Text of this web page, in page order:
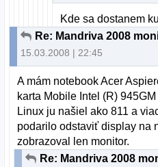
Kde sa dostanem
15.03.2008 | 22:45
A mám notebook Acer
karta Mobile Intel (R)
Linux ju našiel ako 811 a
podarilo odstaviť display na
zobrazoval len monitor.